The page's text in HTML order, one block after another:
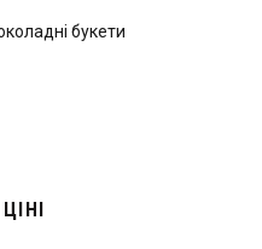
букети